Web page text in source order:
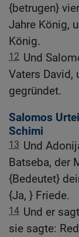
{betrugen}
Jahre König,
König.
12 Und
Vaters David,
gegründet.
Salomos
Schimi
13 Und
Batseba, der
{Bedeutet}
{Ja, } Friede.
14 Und er
sie sagte: